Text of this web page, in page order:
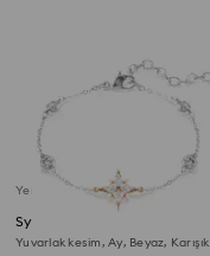
Yeni
Symbolica Bileklik
Yuvarlak kesim, Ay, Beyaz, Karışık